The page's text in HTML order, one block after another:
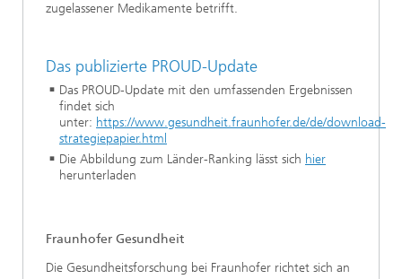
zugelassener Medikamente betrifft.
Das publizierte PROUD-Update
Das PROUD-Update mit den umfassenden Ergebnissen
findet sich
unter: https://www.gesundheit.fraunhofer.de/de/download-
strategiepapier.html
Die Abbildung zum Länder-Ranking lässt sich hier
herunterladen
Fraunhofer Gesundheit
Die Gesundheitsforschung bei Fraunhofer richtet sich an